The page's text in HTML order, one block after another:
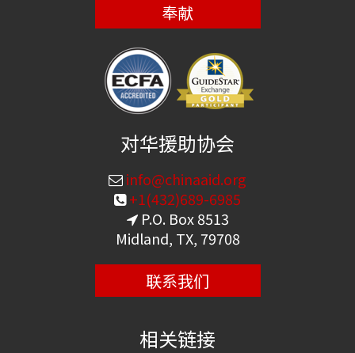
奉献
对华援助协会
info@chinaaid.org
+1(432)689-6985
P.O. Box 8513
Midland, TX, 79708
联系我们
相关链接